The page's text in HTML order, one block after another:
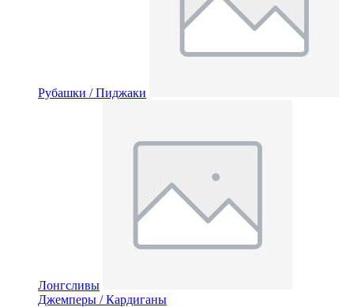
Рубашки / Пиджаки
Лонгсливы
Джемперы / Кардиганы